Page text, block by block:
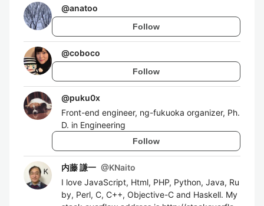
@anatoo
Follow
@coboco
Follow
@puku0x
Front-end engineer, ng-fukuoka organizer, Ph.
D. in Engineering
Follow
内藤 謙一 @KNaito
I love JavaScript, Html, PHP, Python, Java, Ru
by, Perl, C, C++, Objective-C and Haskell. My